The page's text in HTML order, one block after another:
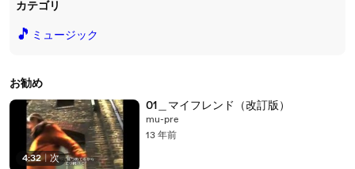
カテゴリ
🎵 ミュージック
お勧め
4:32 | 次
01＿マイフレンド（改訂版）
mu-pre
13 年前